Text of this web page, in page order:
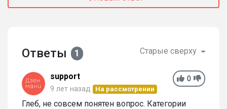
Ответы 1 Старые сверху
0
support
9 лет назад На рассмотрении
Глеб, не совсем понятен вопрос. Категории